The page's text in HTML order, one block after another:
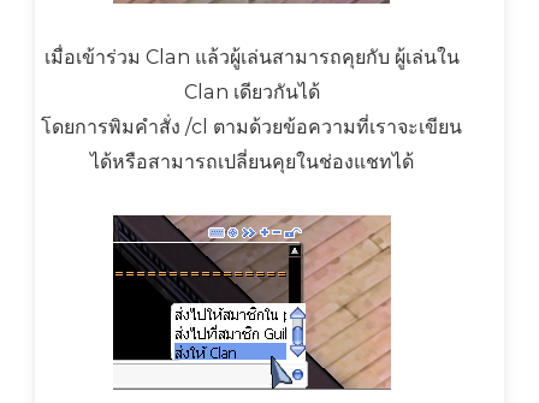
เมื่อเข้าร่วม Clan แล้วผู้เล่นสามารถคุยกับ ผู้เล่นใน
Clan เดียวกันได้
โดยการพิมคำสั่ง /cl ตามด้วยข้อความที่เราจะเขียน
ได้หรือสามารถเปลี่ยนคุยในช่องแชทได้